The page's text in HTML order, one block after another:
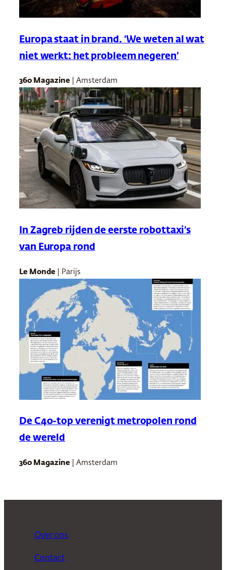
Europa staat in brand. ‘We weten al wat
niet werkt: het probleem negeren’
360 Magazine | Amsterdam
In Zagreb rijden de eerste robottaxi’s
van Europa rond
Le Monde | Parijs
De C40-top verenigt metropolen rond
de wereld
360 Magazine | Amsterdam
Over ons
Contact